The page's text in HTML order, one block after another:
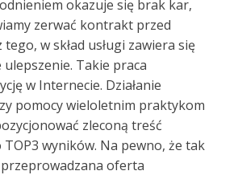
okazuje się brak kar,
zerwać kontrakt przed
tego, w skład usługi zawiera się
Takie praca
w Internecie. Działanie
pomocy wieloletnim praktykom
zleconą treść
wyników. Na pewno, że tak
oferta